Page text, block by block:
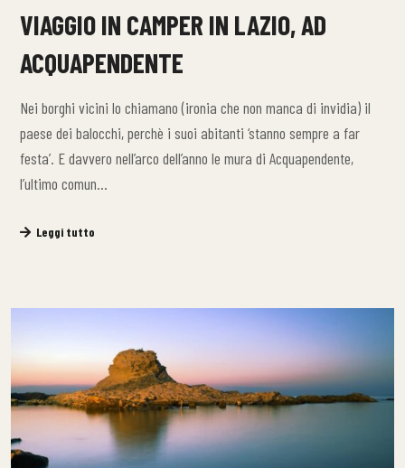
VIAGGIO IN CAMPER IN LAZIO, AD
ACQUAPENDENTE
Nei borghi vicini lo chiamano (ironia che non manca di invidia) il
paese dei balocchi, perchè i suoi abitanti ‘stanno sempre a far
festa’. E davvero nell’arco dell’anno le mura di Acquapendente,
l’ultimo comun…
Leggi tutto